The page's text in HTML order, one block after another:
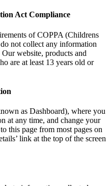
Act Compliance
of COPPA (Childrens
not collect any information
website, products and
are at least 13 years old or
as Dashboard), where you
at any time, and change your
this page from most pages on
link at the top of the screen